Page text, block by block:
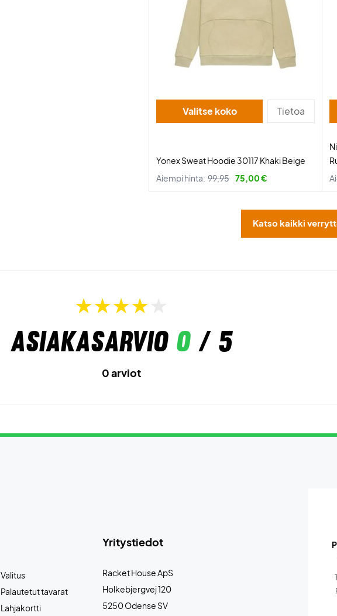
Valitse koko Tietoa
Yonex Sweat Hoodie 30117 Khaki Beige
Aiempi hinta: 99,95 75,00 €
Katso kaikki
Asiakasarvio 0/ 5
0 arviot
Yritystiedot
Racket House ApS
Holkebjergvej 120
5250 Odense SV
Valitus
Palautetut tavarat
Lahjakortti